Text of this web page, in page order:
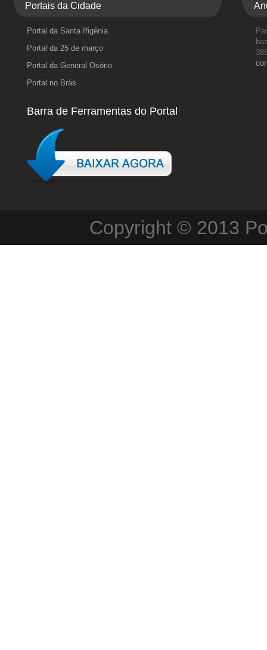
Portais da Cidade
Portal da Santa Ifigênia
Portal da 25 de março
Portal da General Osório
Portal no Brás
Barra de Ferramentas do Portal
Copyright © 2013